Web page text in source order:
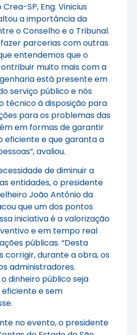
SP, Eng. Vinicius
a importância da
o Conselho e o Tribunal.
fazer parcerias com outras
entendemos que o
muito mais com a
está presente em
serviço público e nós
técnico à disposição para
para os problemas das
em formas de garantir
eficiente e que garanta a
avaliou.
de diminuir a
entidades, o presidente
João Antônio da
que um dos pontos
iniciativa é a valorização
e em tempo real
públicas. “Desta
corrigir, durante a obra, os
administradores.
dinheiro público seja
e sem
no evento, o presidente